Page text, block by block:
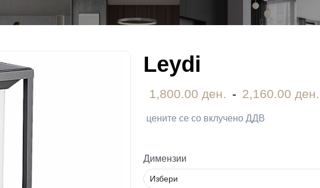
Leydi
1,800.00 ден. - 2,160.00 ден.
цените се со вклучено ДДВ
Димензии